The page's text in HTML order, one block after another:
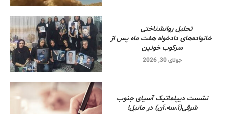
تحلیل روانشناختی
خانواده‌های دادخواه هفت ماه پس از
سرکوب خونین
جولای 30, 2026
نشست دیپلماتیک آسیای جنوب
شرقی‌(آ.سه.آن) در مانیل!